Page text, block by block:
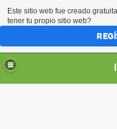
Este sitio web fue creado
tener tu propio sitio web?